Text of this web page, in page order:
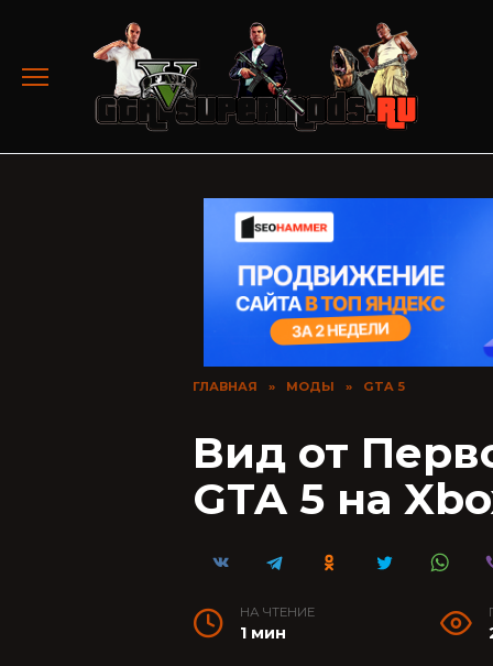
содержанию
ГЛАВНАЯ » МОДЫ » GTA 5
Вид от
GTA 5 на
НА ЧТЕНИЕ
1 мин